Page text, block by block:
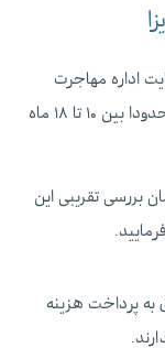
اداره مهاجرت
استرالیا، زمان بررسی درخواست این دو نوع ویزا حدودا بین ۱۰ تا ۱۸ ماه
بررسی تقریبی این
به پرداخت هزینه